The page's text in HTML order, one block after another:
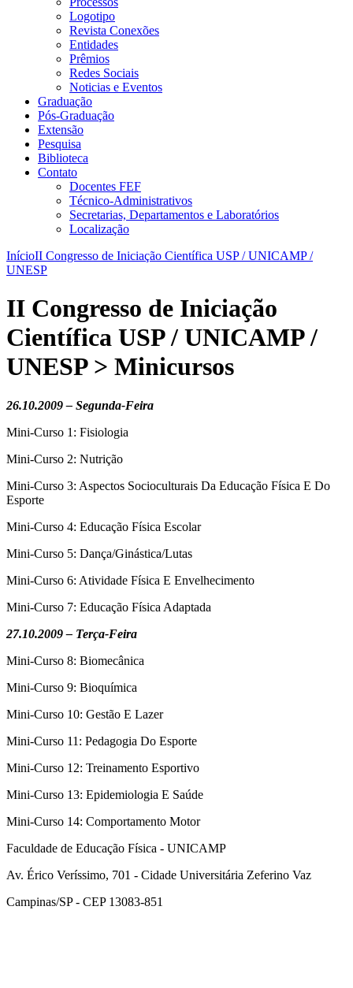
Logotipo
Revista Conexões
Entidades
Prêmios
Redes Sociais
Noticias e Eventos
Graduação
Pós-Graduação
Extensão
Pesquisa
Biblioteca
Contato
Docentes FEF
Técnico-Administrativos
Secretarias, Departamentos e Laboratórios
Localização
InícioII Congresso de Iniciação Científica USP / UNICAMP /
UNESP
II Congresso de Iniciação
Científica USP / UNICAMP /
UNESP > Minicursos
26.10.2009 – Segunda-Feira
Mini-Curso 1: Fisiologia
Mini-Curso 2: Nutrição
Mini-Curso 3: Aspectos Socioculturais Da Educação Física E Do
Esporte
Mini-Curso 4: Educação Física Escolar
Mini-Curso 5: Dança/Ginástica/Lutas
Mini-Curso 6: Atividade Física E Envelhecimento
Mini-Curso 7: Educação Física Adaptada
27.10.2009 – Terça-Feira
Mini-Curso 8: Biomecânica
Mini-Curso 9: Bioquímica
Mini-Curso 10: Gestão E Lazer
Mini-Curso 11: Pedagogia Do Esporte
Mini-Curso 12: Treinamento Esportivo
Mini-Curso 13: Epidemiologia E Saúde
Mini-Curso 14: Comportamento Motor
Faculdade de Educação Física - UNICAMP
Av. Érico Veríssimo, 701 - Cidade Universitária Zeferino Vaz
Campinas/SP - CEP 13083-851